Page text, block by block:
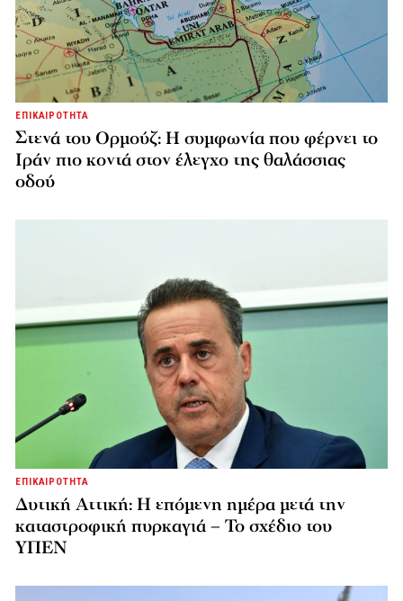
ΕΠΙΚΑΙΡΟΤΗΤΑ
Στενά του Ορμούζ: Η συμφωνία που φέρνει το
Ιράν πιο κοντά στον έλεγχο της θαλάσσιας
οδού
ΕΠΙΚΑΙΡΟΤΗΤΑ
Δυτική Αττική: Η επόμενη ημέρα μετά την
καταστροφική πυρκαγιά – Το σχέδιο του
ΥΠΕΝ